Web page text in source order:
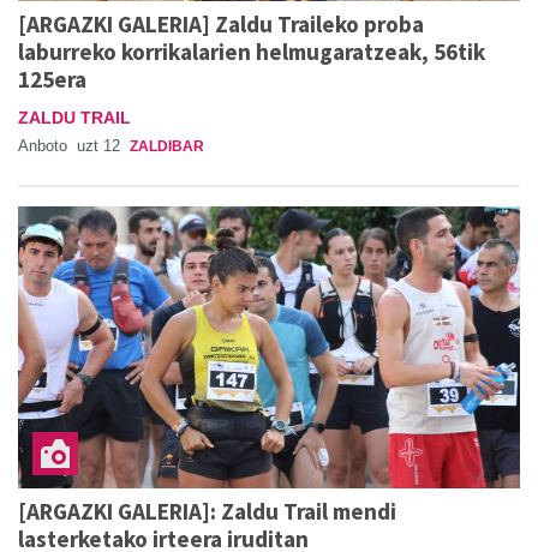
[ARGAZKI GALERIA] Zaldu Traileko proba
laburreko korrikalarien helmugaratzeak, 56tik
125era
ZALDU TRAIL
Anboto uzt 12 ZALDIBAR
[ARGAZKI GALERIA]: Zaldu Trail mendi
lasterketako irteera iruditan